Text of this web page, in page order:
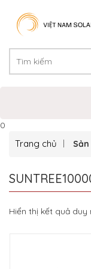
0
Trang chủ
Hiển thị kết quả duy